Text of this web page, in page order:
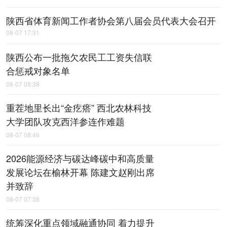
陕西省体育新闻工作者协会第八届会员代表大会召开
08-07 17:31
陕西公布一批拖欠农民工工资失信联
合惩戒对象名单
08-07 08:38
重茬地里长出“金疙瘩” 西北农林科技
大学团队攻克西洋参连作难题
08-07 08:46
2026能源经济与碳达峰碳中和高质量
发展论坛在榆林开幕 陈建文赵刚出席
并致辞
08-07 07:38
统筹深化重点领域融通协同 着力提升